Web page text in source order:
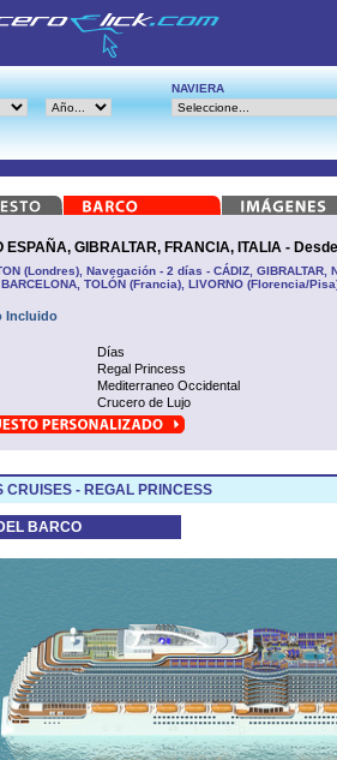
NAVIERA
ESPAÑA, GIBRALTAR, FRANCIA, ITALIA -
(Londres), Navegación - 2 días - CÁDIZ, GIBRALTAR,
TOLÓN (Francia), LIVORNO (Florencia/
Incluido
Días
Regal Princess
Mediterraneo Occidental
Crucero de Lujo
CRUISES - REGAL PRINCESS
BARCO